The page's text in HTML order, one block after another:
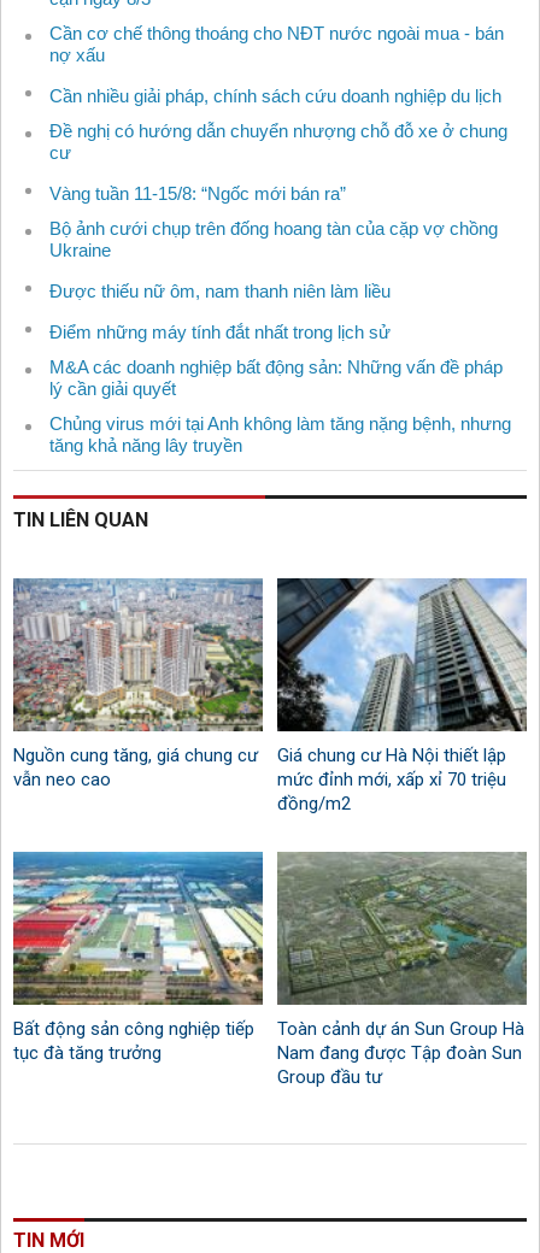
Cần cơ chế thông thoáng cho NĐT nước ngoài mua - bán
nợ xấu
Cần nhiều giải pháp, chính sách cứu doanh nghiệp du lịch
Đề nghị có hướng dẫn chuyển nhượng chỗ đỗ xe ở chung
cư
Vàng tuần 11-15/8: “Ngốc mới bán ra”
Bộ ảnh cưới chụp trên đống hoang tàn của cặp vợ chồng
Ukraine
Được thiếu nữ ôm, nam thanh niên làm liều
Điểm những máy tính đắt nhất trong lịch sử
M&A các doanh nghiệp bất động sản: Những vấn đề pháp
lý cần giải quyết
Chủng virus mới tại Anh không làm tăng nặng bệnh, nhưng
tăng khả năng lây truyền
TIN LIÊN QUAN
Nguồn cung tăng, giá chung cư
vẫn neo cao
Giá chung cư Hà Nội thiết lập
mức đỉnh mới, xấp xỉ 70 triệu
đồng/m2
Bất động sản công nghiệp tiếp
tục đà tăng trưởng
Toàn cảnh dự án Sun Group Hà
Nam đang được Tập đoàn Sun
Group đầu tư
TIN MỚI